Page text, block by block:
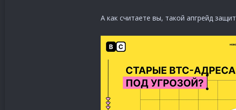
А как считаете вы, такой апгрейд